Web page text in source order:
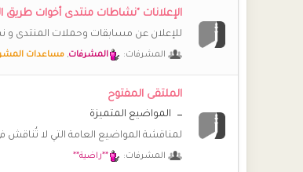
صباحكم بشريات تبهج قلوبكم 🌷
(أم *سارة*)
@سدرة المُنتهى 87 وعليكم السلام ورحمة الله وبركاته اهلا سدرة نورتي ارجعي بقى نفسي المنتدى يرجع زي زمان
سدرة المُنتهى 87
السلام عليكم ورحمة الله وبركاته.. حيا الله هذه
(أم *سارة*)
@امة من اماء الله💖
💖
💖
💖
امة من اماء الله
الإعلانات "نشاطات منتدى أخوات طريق
للإعلان عن مسابقات وحملات المنتدى و
المشرفات: المشرفات, مساعدات
الملتقى المفتوح
المواضيع المتميزة
لمناقشة المواضيع العامة التي لا تُناقش
المشرفات: **راضية**